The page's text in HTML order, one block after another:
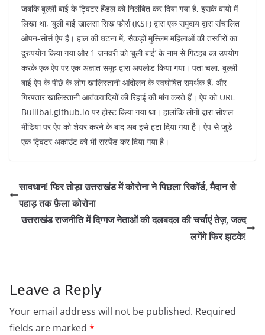
जबकि बुल्ली बाई के ट्विटर हैंडल को निलंबित कर दिया गया है, इसके बायो में
लिखा था, ‘बुली बाई खालसा सिख फोर्स (KSF) द्वारा एक समुदाय द्वारा संचालित
ओपन-सोर्स ऐप है। हाल की घटना में, सैकड़ों मुस्लिम महिलाओं की तस्वीरों का
दुरुपयोग किया गया और 1 जनवरी को ‘बुली बाई’ के नाम से गिटहब का उपयोग
करके एक ऐप पर एक अज्ञात समूह द्वारा अपलोड किया गया। पता चला, बुल्ली
बाई ऐप के पीछे के लोग खालिस्तानी आंदोलन के स्वघोषित समर्थक हैं, और
गिरफ्तार खालिस्तानी आतंकवादियों की रिहाई की मांग करते हैं। ऐप को URL
Bullibai.github.io पर होस्ट किया गया था। हालांकि लोगों द्वारा सोशल
मीडिया पर ऐप को शेयर करने के बाद अब इसे हटा दिया गया है। ऐप से जुड़े
एक ट्विटर अकाउंट को भी सस्पेंड कर दिया गया है।
सावधान! फिर तोड़ा उत्तराखंड में कोरोना ने पिछला रिकॉर्ड, मैदान से
पहाड़ तक फ़ैला कोरोना
उत्तराखंड राजनीति में दिग्गज नेताओं की दलबदल की चर्चाएं तेज़, जल्द
लगेंगे फिर झटके!
Leave a Reply
Your email address will not be published. Required
fields are marked *